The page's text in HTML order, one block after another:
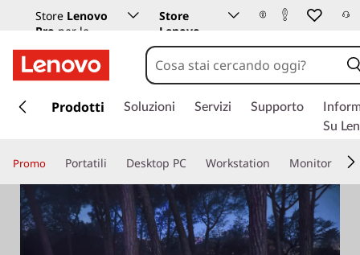
Store Lenovo
Pro per le
aziende
Store
Lenovo
Istruzione
a
a
Prodotti Soluzioni Servizi Supporto
Su
Promo Portatili Desktop PC Workstation Monitor